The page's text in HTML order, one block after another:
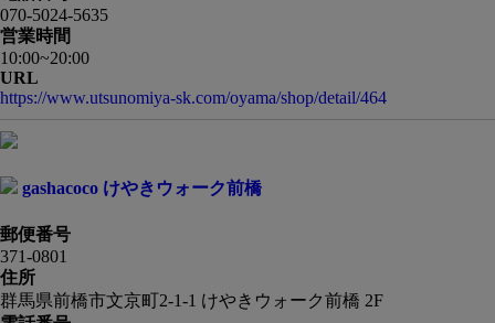
070-5024-5635
営業時間
10:00~20:00
URL
https://www.utsunomiya-sk.com/oyama/shop/detail/464
gashacoco けやきウォーク前橋
郵便番号
371-0801
住所
群馬県前橋市文京町2-1-1 けやきウォーク前橋 2F